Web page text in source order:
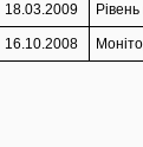
18.03.2009
16.10.2008